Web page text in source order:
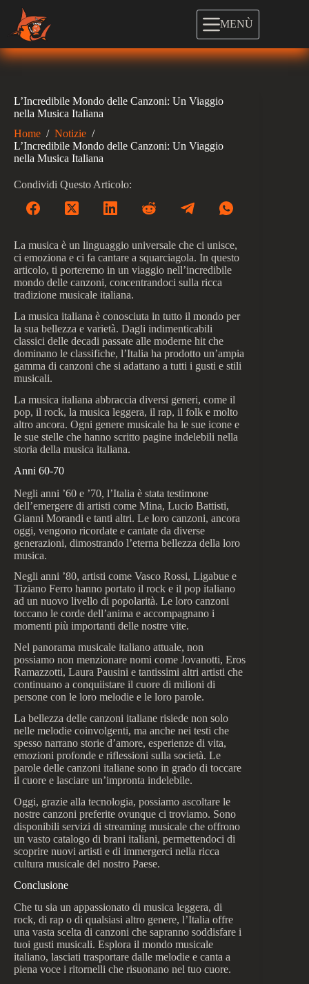
contenuto
MENÙ
L’Incredibile Mondo delle Canzoni: Un Viaggio
nella Musica Italiana
Home / Notizie /
L’Incredibile Mondo delle Canzoni: Un Viaggio
nella Musica Italiana
Condividi Questo Articolo:
La musica è un linguaggio universale che ci unisce,
ci emoziona e ci fa cantare a squarciagola. In questo
articolo, ti porteremo in un viaggio nell’incredibile
mondo delle canzoni, concentrandoci sulla ricca
tradizione musicale italiana.
La musica italiana è conosciuta in tutto il mondo per
la sua bellezza e varietà. Dagli indimenticabili
classici delle decadi passate alle moderne hit che
dominano le classifiche, l’Italia ha prodotto un’ampia
gamma di canzoni che si adattano a tutti i gusti e stili
musicali.
La musica italiana abbraccia diversi generi, come il
pop, il rock, la musica leggera, il rap, il folk e molto
altro ancora. Ogni genere musicale ha le sue icone e
le sue stelle che hanno scritto pagine indelebili nella
storia della musica italiana.
Anni 60-70
Negli anni ’60 e ’70, l’Italia è stata testimone
dell’emergere di artisti come Mina, Lucio Battisti,
Gianni Morandi e tanti altri. Le loro canzoni, ancora
oggi, vengono ricordate e cantate da diverse
generazioni, dimostrando l’eterna bellezza della loro
musica.
Negli anni ’80, artisti come Vasco Rossi, Ligabue e
Tiziano Ferro hanno portato il rock e il pop italiano
ad un nuovo livello di popolarità. Le loro canzoni
toccano le corde dell’anima e accompagnano i
momenti più importanti delle nostre vite.
Nel panorama musicale italiano attuale, non
possiamo non menzionare nomi come Jovanotti, Eros
Ramazzotti, Laura Pausini e tantissimi altri artisti che
continuano a conquiistare il cuore di milioni di
persone con le loro melodie e le loro parole.
La bellezza delle canzoni italiane risiede non solo
nelle melodie coinvolgenti, ma anche nei testi che
spesso narrano storie d’amore, esperienze di vita,
emozioni profonde e riflessioni sulla società. Le
parole delle canzoni italiane sono in grado di toccare
il cuore e lasciare un’impronta indelebile.
Oggi, grazie alla tecnologia, possiamo ascoltare le
nostre canzoni preferite ovunque ci troviamo. Sono
disponibili servizi di streaming musicale che offrono
un vasto catalogo di brani italiani, permettendoci di
scoprire nuovi artisti e di immergerci nella ricca
cultura musicale del nostro Paese.
Conclusione
Che tu sia un appassionato di musica leggera, di
rock, di rap o di qualsiasi altro genere, l’Italia offre
una vasta scelta di canzoni che sapranno soddisfare i
tuoi gusti musicali. Esplora il mondo musicale
italiano, lasciati trasportare dalle melodie e canta a
piena voce i ritornelli che risuonano nel tuo cuore.